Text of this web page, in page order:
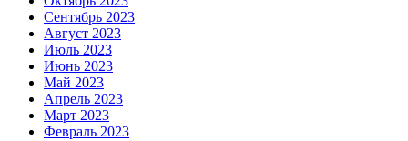
Сентябрь 2023
Август 2023
Июль 2023
Июнь 2023
Май 2023
Апрель 2023
Март 2023
Февраль 2023